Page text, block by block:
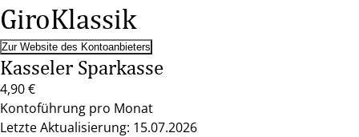
GiroKlassik
Zur Website des Kontoanbieters
Kasseler Sparkasse
4,90 €
Kontoführung pro Monat
Letzte Aktualisierung: 15.07.2026